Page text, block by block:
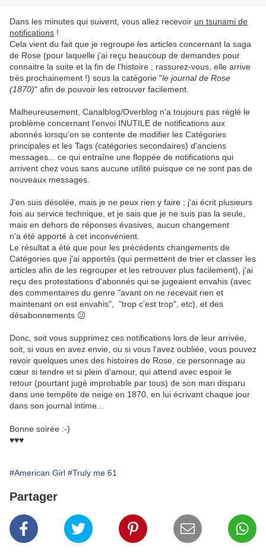
Dans les minutes qui suivent, vous allez recevoir un tsunami de
notifications !
Cela vient du fait que je regroupe les articles concernant la saga
de Rose (pour laquelle j'ai reçu beaucoup de demandes pour
connaitre la suite et la fin de l'histoire ; rassurez-vous, elle arrive
très prochainement !) sous la catégorie "le journal de Rose
(1870)" afin de pouvoir les retrouver facilement.
Malheureusement, Canalblog/Overblog n'a toujours pas réglé le
problème concernant l'envoi INUTILE de notifications aux
abonnés lorsqu'on se contente de modifier les Catégories
principales et les Tags (catégories secondaires) d'anciens
messages... ce qui entraîne une floppée de notifications qui
arrivent chez vous sans aucune utilité puisque ce ne sont pas de
nouveaux messages.
J'en suis désolée, mais je ne peux rien y faire ; j'ai écrit plusieurs
fois au service technique, et je sais que je ne suis pas la seule,
mais en dehors de réponses évasives, aucun changement
n'a été apporté à cet inconvénient.
Le résultat a été que pour les précédents changements de
Catégories que j'ai apportés (qui permettent de trier et classer les
articles afin de les regrouper et les retrouver plus facilement), j'ai
reçu des protestations d'abonnés qui se jugeaient envahis (avec
des commentaires du genre "avant on ne recevait rien et
maintenant on est envahis", "trop c'est trop", etc), et des
désabonnements 😕
Donc, soit vous supprimez ces notifications lors de leur arrivée,
soit, si vous en avez envie, ou si vous l'avez oubliée, vous pouvez
revoir quelques unes des histoires de Rose, ce personnage au
cœur si tendre et si plein d'amour, qui attend avec espoir le
retour (pourtant jugé improbable par tous) de son mari disparu
dans une tempête de neige en 1870, en lui écrivant chaque jour
dans son journal intime...
Bonne soirée :-)
♥♥♥
#American Girl #Truly me 61
Partager